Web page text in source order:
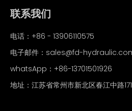
联系我们
电话：+86 - 13906110575
电子邮件： sales@fd-
whatsApp： +86-13701501926
地址：江苏省常州市新北区春江中路